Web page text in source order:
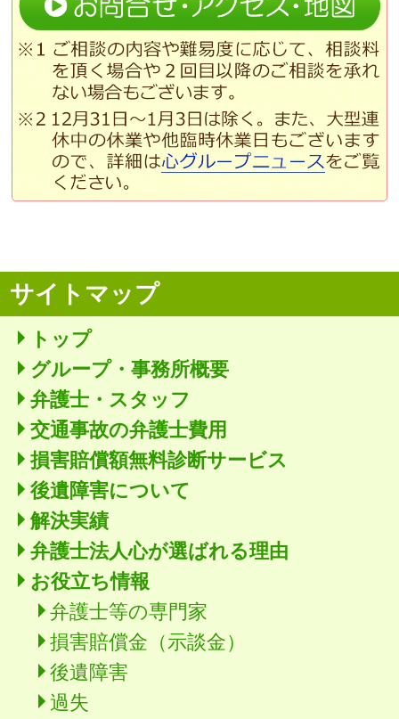
サイトマップ
トップ
グループ・事務所概要
弁護士・スタッフ
交通事故の弁護士費用
損害賠償額無料診断サービス
後遺障害について
解決実績
弁護士法人心が選ばれる理由
お役立ち情報
弁護士等の専門家
損害賠償金（示談金）
後遺障害
過失